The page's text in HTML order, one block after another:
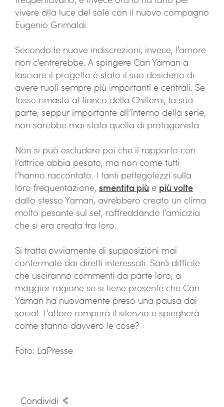
vivere alla luce del sole con il nuovo compagno
Eugenio Grimaldi.
Secondo le nuove indiscrezioni, invece, l’amore
non c’entrerebbe. A spingere Can Yaman a
lasciare il progetto è stato il suo desiderio di
avere ruoli sempre più importanti e centrali. Se
fosse rimasto al fianco della Chillemi, la sua
parte, seppur importante all’interno della serie,
non sarebbe mai stata quella di protagonista.
Non si può escludere poi che il rapporto con
l’attrice abbia pesato, ma non come tutti
l’hanno raccontato. I tanti pettegolezzi sulla
loro frequentazione, smentita più e più volte
dallo stesso Yaman, avrebbero creato un clima
molto pesante sul set, raffreddando l’amicizia
che si era creata tra loro.
Si tratta ovviamente di supposizioni mai
confermate dai diretti interessati. Sarà difficile
che usciranno commenti da parte loro, a
maggior ragione se si tiene presente che Can
Yaman ha nuovamente preso una pausa dai
social. L’attore romperà il silenzio e spiegherà
come stanno davvero le cose?
Foto: LaPresse
Condividi